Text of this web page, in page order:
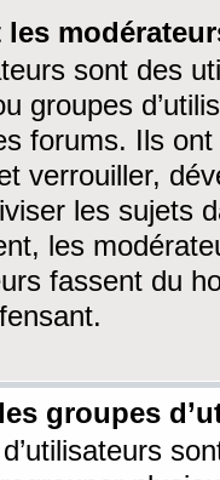
les
sont des
groupes
forums. Ils ont
verrouiller,
les sujets
les
fassent du
groupes